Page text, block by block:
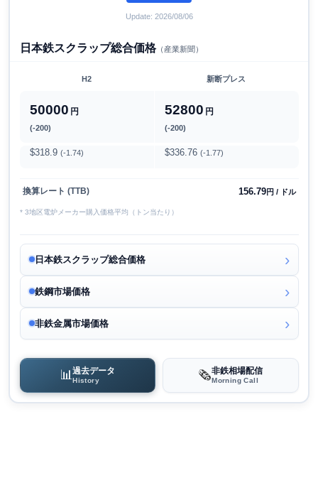
Update: 2026/08/06
日本鉄スクラップ総合価格（産業新聞）
H2 新断プレス
50000 円
(-200)
52800 円
(-200)
$318.9 (-1.74) $336.76 (-1.77)
換算レート (TTB) 156.79円 / ドル
* 3地区電炉メーカー購入価格平均（トン当たり）
日本鉄スクラップ総合価格
鉄鋼市場価格
非鉄金属市場価格
📊過去データ
History 🗞️非鉄相場配信
Morning Call